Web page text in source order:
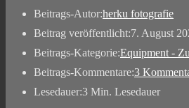
Beitrags-Autor:herku fotografie
Beitrag veröffentlicht:7. August
Beitrags-Kategorie:Equipment -
Beitrags-Kommentare:3
Lesedauer:3 Min. Lesedauer